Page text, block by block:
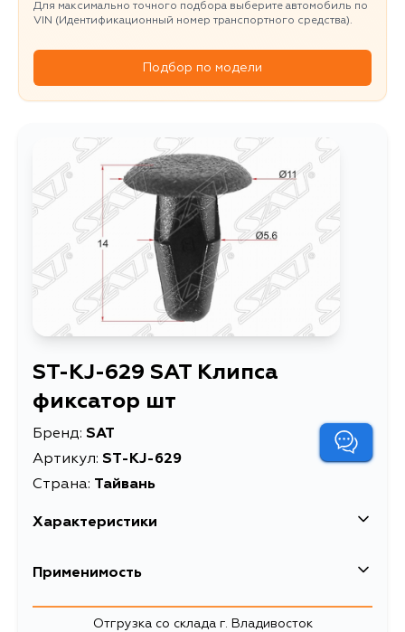
Для максимально точного подбора выберите автомобиль по
VIN (Идентификационный номер транспортного средства).
Подбор по модели
ST-KJ-629 SAT Клипса
фиксатор шт
Бренд: SAT
Артикул: ST-KJ-629
Страна: Тайвань
Характеристики
Описание
Расширенное описание
HONDA/MITSIBISHI/NISSAN
Применимость
Отгрузка со склада г. Владивосток